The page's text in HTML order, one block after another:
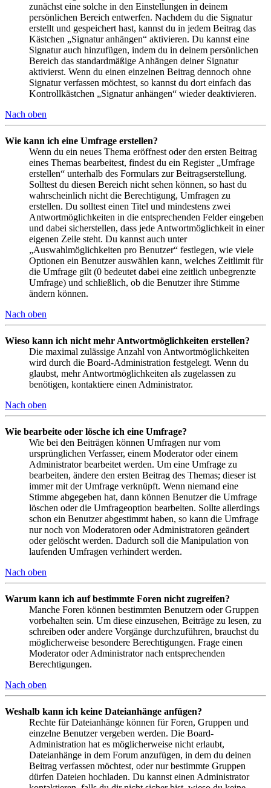
zunächst eine solche in den Einstellungen in deinem
persönlichen Bereich entwerfen. Nachdem du die Signatur
erstellt und gespeichert hast, kannst du in jedem Beitrag das
Kästchen „Signatur anhängen“ aktivieren. Du kannst eine
Signatur auch hinzufügen, indem du in deinem persönlichen
Bereich das standardmäßige Anhängen deiner Signatur
aktivierst. Wenn du einen einzelnen Beitrag dennoch ohne
Signatur verfassen möchtest, so kannst du dort einfach das
Kontrollkästchen „Signatur anhängen“ wieder deaktivieren.
Nach oben
Wie kann ich eine Umfrage erstellen?
Wenn du ein neues Thema eröffnest oder den ersten Beitrag
eines Themas bearbeitest, findest du ein Register „Umfrage
erstellen“ unterhalb des Formulars zur Beitragserstellung.
Solltest du diesen Bereich nicht sehen können, so hast du
wahrscheinlich nicht die Berechtigung, Umfragen zu
erstellen. Du solltest einen Titel und mindestens zwei
Antwortmöglichkeiten in die entsprechenden Felder eingeben
und dabei sicherstellen, dass jede Antwortmöglichkeit in einer
eigenen Zeile steht. Du kannst auch unter
„Auswahlmöglichkeiten pro Benutzer“ festlegen, wie viele
Optionen ein Benutzer auswählen kann, welches Zeitlimit für
die Umfrage gilt (0 bedeutet dabei eine zeitlich unbegrenzte
Umfrage) und schließlich, ob die Benutzer ihre Stimme
ändern können.
Nach oben
Wieso kann ich nicht mehr Antwortmöglichkeiten erstellen?
Die maximal zulässige Anzahl von Antwortmöglichkeiten
wird durch die Board-Administration festgelegt. Wenn du
glaubst, mehr Antwortmöglichkeiten als zugelassen zu
benötigen, kontaktiere einen Administrator.
Nach oben
Wie bearbeite oder lösche ich eine Umfrage?
Wie bei den Beiträgen können Umfragen nur vom
ursprünglichen Verfasser, einem Moderator oder einem
Administrator bearbeitet werden. Um eine Umfrage zu
bearbeiten, ändere den ersten Beitrag des Themas; dieser ist
immer mit der Umfrage verknüpft. Wenn niemand eine
Stimme abgegeben hat, dann können Benutzer die Umfrage
löschen oder die Umfrageoption bearbeiten. Sollte allerdings
schon ein Benutzer abgestimmt haben, so kann die Umfrage
nur noch von Moderatoren oder Administratoren geändert
oder gelöscht werden. Dadurch soll die Manipulation von
laufenden Umfragen verhindert werden.
Nach oben
Warum kann ich auf bestimmte Foren nicht zugreifen?
Manche Foren können bestimmten Benutzern oder Gruppen
vorbehalten sein. Um diese einzusehen, Beiträge zu lesen, zu
schreiben oder andere Vorgänge durchzuführen, brauchst du
möglicherweise besondere Berechtigungen. Frage einen
Moderator oder Administrator nach entsprechenden
Berechtigungen.
Nach oben
Weshalb kann ich keine Dateianhänge anfügen?
Rechte für Dateianhänge können für Foren, Gruppen und
einzelne Benutzer vergeben werden. Die Board-
Administration hat es möglicherweise nicht erlaubt,
Dateianhänge in dem Forum anzufügen, in dem du deinen
Beitrag verfassen möchtest, oder nur bestimmte Gruppen
dürfen Dateien hochladen. Du kannst einen Administrator